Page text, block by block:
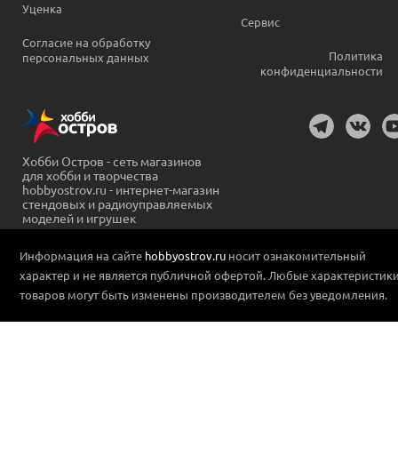
Уценка
Согласие на обработку
персональных данных
Сервис
Политика
конфиденциальности
Хобби Остров - сеть магазинов
для хобби и творчества
hobbyostrov.ru - интернет-магазин
стендовых и радиоуправляемых
моделей и игрушек
Информация на сайте hobbyostrov.ru носит ознакомительный
характер и не является публичной офертой. Любые
товаров могут быть изменены производителем без уведомления.